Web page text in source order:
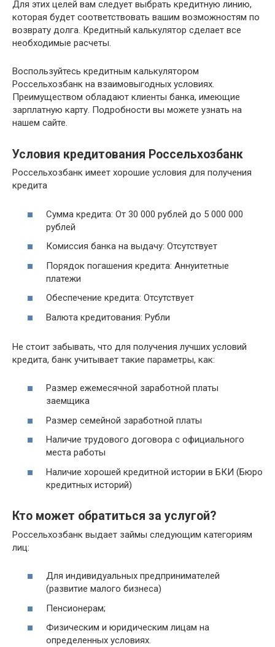
Для этих целей вам следует выбрать кредитную линию,
которая будет соответствовать вашим возможностям по
возврату долга. Кредитный калькулятор сделает все
необходимые расчеты.
Воспользуйтесь кредитным калькулятором
Россельхозбанк на взаимовыгодных условиях.
Преимуществом обладают клиенты банка, имеющие
зарплатную карту. Подробности вы можете узнать на
нашем сайте.
Условия кредитования Россельхозбанк
Россельхозбанк имеет хорошие условия для получения
кредита
Сумма кредита: От 30 000 рублей до 5 000 000
рублей
Комиссия банка на выдачу: Отсутствует
Порядок погашения кредита: Аннуитетные
платежи
Обеспечение кредита: Отсутствует
Валюта кредитования: Рубли
Не стоит забывать, что для получения лучших условий
кредита, банк учитывает такие параметры, как:
Размер ежемесячной заработной платы
заемщика
Размер семейной заработной платы
Наличие трудового договора с официального
места работы
Наличие хорошей кредитной истории в БКИ (Бюро
кредитных историй)
Кто может обратиться за услугой?
Россельхозбанк выдает займы следующим категориям
лиц:
Для индивидуальных предпринимателей
(развитие малого бизнеса)
Пенсионерам;
Физическим и юридическим лицам на
определенных условиях.